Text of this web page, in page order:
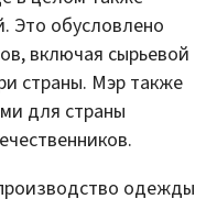
Это обусловлено
включая сырьевой
страны. Мэр также
для страны
одежды